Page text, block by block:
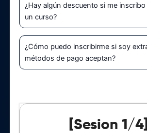
¿Hay algún descuento si me
un curso?
¿Cómo puedo inscribirme si soy
métodos de pago aceptan?
[Sesion 1/4]